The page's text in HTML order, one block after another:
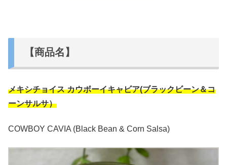
【商品名】
メキシチョイス カウボーイキャビア(ブラックビーン＆コ
ーンサルサ）
COWBOY CAVIA (Black Bean & Corn Salsa)